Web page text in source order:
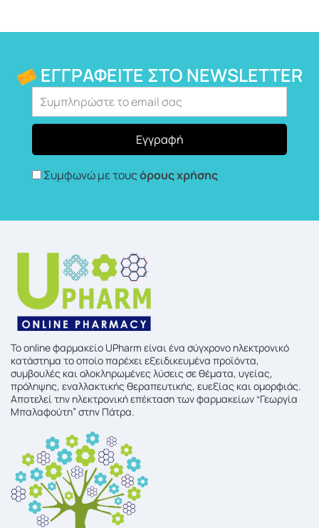
ΕΓΓΡΑΦΕΊΤΕ ΣΤΟ NEWSLETTER
Συμφωνώ με τουςόρους χρήσης
To online φαρμακείο UPharm είναι ένα σύγχρονο ηλεκτρονικό
κατάστημα το οποίο παρέχει εξειδικευμένα προϊόντα,
συμβουλές και ολοκληρωμένες λύσεις σε θέματα, υγείας,
πρόληψης, εναλλακτικής θεραπευτικής, ευεξίας και ομορφιάς.
Αποτελεί την ηλεκτρονική επέκταση των φαρμακείων “Γεωργία
Μπαλαφούτη” στην Πάτρα.